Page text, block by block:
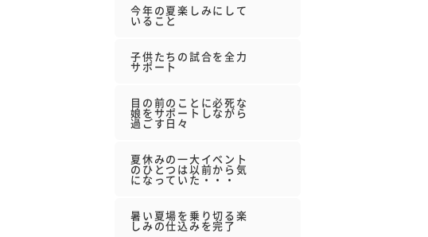
今年の夏楽しみにして
いること
子供たちの試合を全力
サポート
目の前のことに必死な
娘をサポートしながら
過ごす日々
夏休みの一大イベント
のひとつは以前から気
になっていた・・・
暑い夏場を乗り切る楽
しみの仕込みを完了